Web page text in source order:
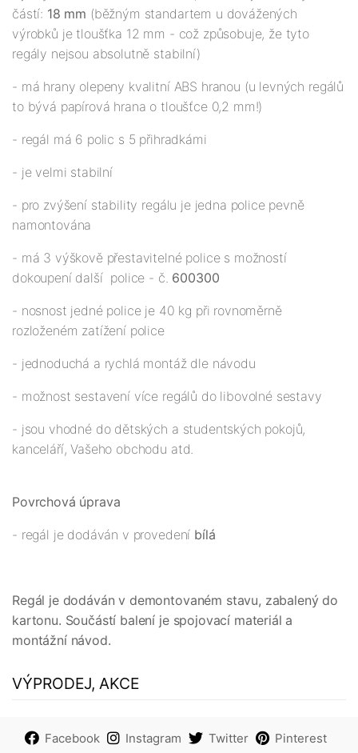
částí: 18 mm (běžným standartem u dovážených
výrobků je tloušťka 12 mm - což způsobuje, že tyto
regály nejsou absolutně stabilní)
- má hrany olepeny kvalitní ABS hranou (u levných regálů
to bývá papírová hrana o tloušťce 0,2 mm!)
- regál má 6 polic s 5 přihradkámi
- je velmi stabilní
- pro zvýšení stability regálu je jedna police pevně
namontována
- má 3 výškově přestavitelné police s možností
dokoupení další police - č. 600300
- nosnost jedné police je 40 kg při rovnoměrně
rozloženém zatížení police
- jednoduchá a rychlá montáž dle návodu
- možnost sestavení více regálů do libovolné sestavy
- jsou vhodné do dětských a studentských pokojů,
kanceláří, Vašeho obchodu atd.
Povrchová úprava
- regál je dodáván v provedení bílá
Regál je dodáván v demontovaném stavu, zabalený do
kartonu. Součástí balení je spojovací materiál a
montážní návod.
VÝPRODEJ, AKCE
Facebook Instagram Twitter Pinterest